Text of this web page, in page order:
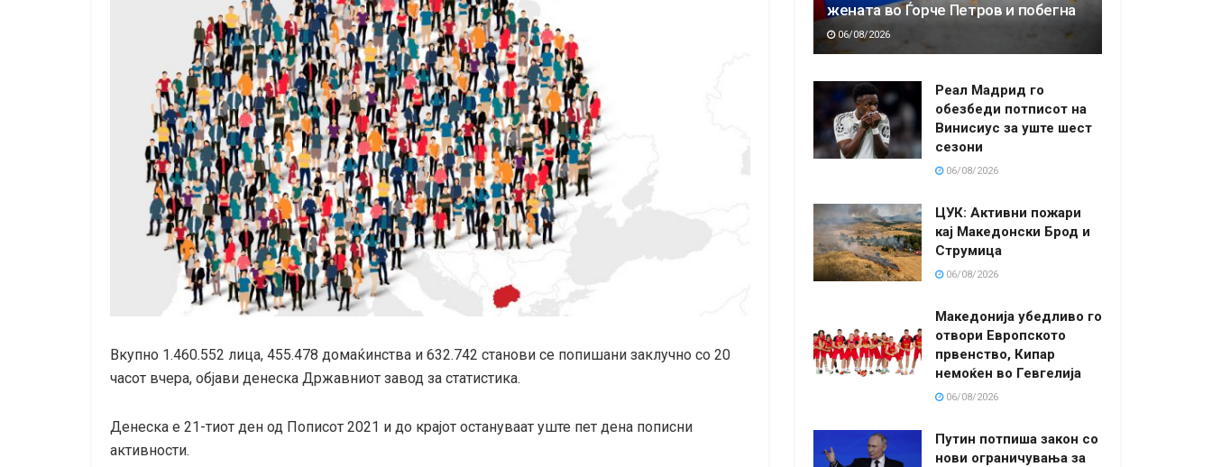
Вкупно 1.460.552 лица, 455.478 домаќинства и 632.742 станови се попишани заклучно со 20
часот вчера, објави денеска Државниот завод за статистика.
Денеска е 21-тиот ден од Пописот 2021 и до крајот остануваат уште пет дена пописни
активности.
жената во Ѓорче Петров и побегна
06/08/2026
Реал Мадрид го
обезбеди потписот на
Винисиус за уште шест
сезони
06/08/2026
ЦУК: Активни пожари
кај Македонски Брод и
Струмица
06/08/2026
Македонија убедливо го
отвори Европското
првенство, Кипар
немоќен во Гевгелија
06/08/2026
Путин потпиша закон со
нови ограничувања за